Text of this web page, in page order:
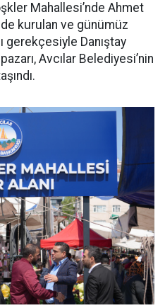
Mahallesi’nde Ahmet
kurulan ve günümüz
gerekçesiyle Danıştay
Avcılar Belediyesi’nin